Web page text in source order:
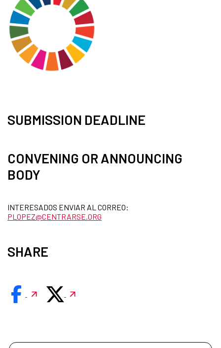
SUBMISSION DEADLINE
CONVENING OR ANNOUNCING
BODY
INTERESADOS ENVIAR AL CORREO:
PLOPEZ@CENTRARSE.ORG
SHARE